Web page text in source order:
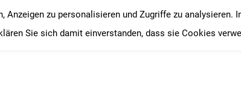
zu personalisieren und Zugriffe zu analysieren.
Sie sich damit einverstanden, dass sie Cookies